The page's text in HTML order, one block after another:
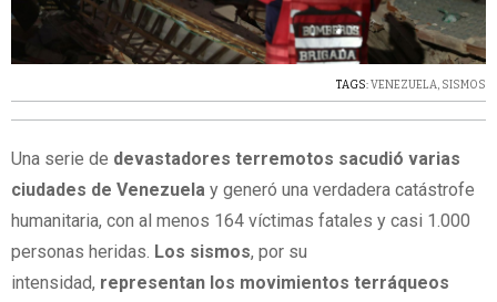
TAGS: VENEZUELA, SISMOS
Una serie de devastadores terremotos sacudió varias
ciudades de Venezuela y generó una verdadera catástrofe
humanitaria, con al menos 164 víctimas fatales y casi 1.000
personas heridas. Los sismos, por su
intensidad, representan los movimientos terráqueos